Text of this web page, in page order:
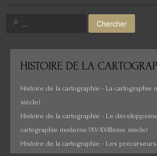
Moyen-Orient
Histoire de la cartographie
Cartes insolites, anciennes...
Chercher
HISTOIRE DE LA
Histoire de la cartographie - La cartographie
siècle)
Histoire de la cartographie - Le
cartographie moderne (XV-XVIIIème siècle)
Histoire de la cartographie - Les précurseurs